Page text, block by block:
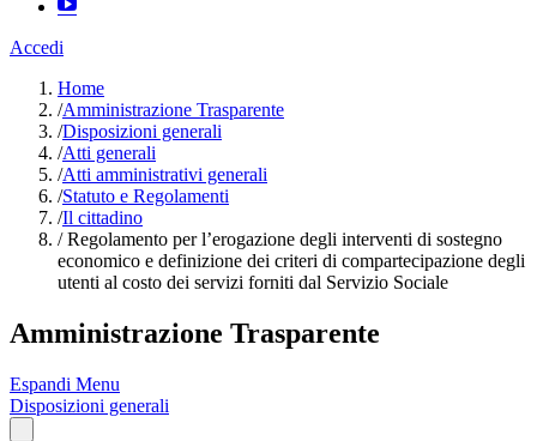
Accedi
Home
/Amministrazione Trasparente
/Disposizioni generali
/Atti generali
/Atti amministrativi generali
/Statuto e Regolamenti
/Il cittadino
/Regolamento per l’erogazione degli interventi di sostegno
economico e definizione dei criteri di compartecipazione degli
utenti al costo dei servizi forniti dal Servizio Sociale
Amministrazione Trasparente
Espandi Menu
Disposizioni generali